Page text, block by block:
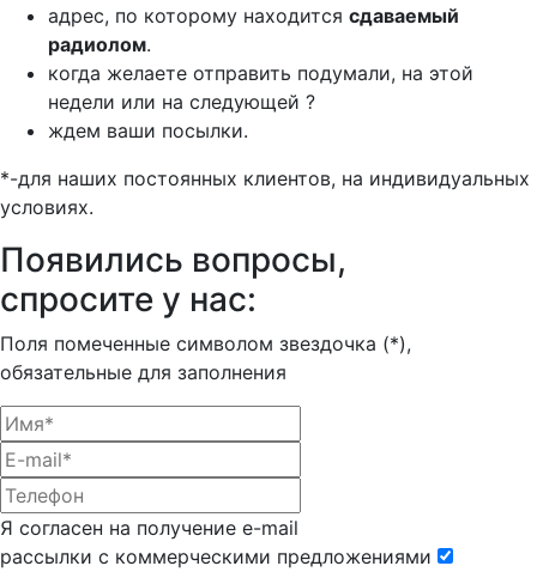
адрес, по которому находится сдаваемый
радиолом.
когда желаете отправить подумали, на этой
недели или на следующей ?
ждем ваши посылки.
*-для наших постоянных клиентов, на индивидуальных
условиях.
Появились вопросы,
спросите у нас:
Поля помеченные символом звездочка (*),
обязательные для заполнения
Я согласен на получение e-mail
рассылки с коммерческими предложениями